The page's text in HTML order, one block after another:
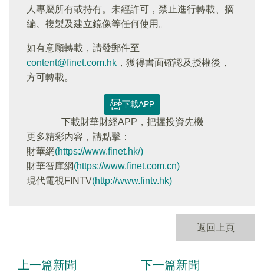
人專屬所有或持有。未經許可，禁止進行轉載、摘
編、複製及建立鏡像等任何使用。
如有意願轉載，請發郵件至
content@finet.com.hk ，獲得書面確認及授權後，
方可轉載。
下載APP
下載財華財經APP，把握投資先機
更多精彩内容，請點擊：
財華網(https://www.finet.hk/)
財華智庫網(https://www.finet.com.cn)
現代電視FINTV(http://www.fintv.hk)
返回上頁
上一篇新聞 下一篇新聞